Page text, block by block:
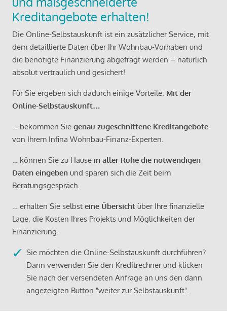
Kreditangebote erhalten!
Die Online-Selbstauskunft ist ein zusätzlicher Service, mit
dem detaillierte Daten über Ihr Wohnbau-Vorhaben und
die benötigte Finanzierung abgefragt werden – natürlich
absolut vertraulich und gesichert!
Für Sie ergeben sich dadurch einige Vorteile: Mit der
Online-Selbstauskunft…
… bekommen Sie genau zugeschnittene Kreditangebote
von Ihrem Infina Wohnbau-Finanz-Experten.
… können Sie zu Hause in aller Ruhe die notwendigen
Daten eingeben und sparen sich die Zeit beim
Beratungsgespräch.
… erhalten Sie selbst eine Übersicht über Ihre finanzielle
Lage, die Kosten Ihres Projekts und Möglichkeiten der
Finanzierung.
Sie möchten die Online-Selbstauskunft durchführen?
Dann verwenden Sie den Kreditrechner und klicken
Sie nach der versendeten Anfrage an uns den dann
angezeigten Button "weiter zur Selbstauskunft".